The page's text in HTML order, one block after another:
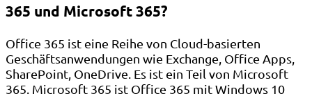
365 und Microsoft 365?
Office 365 ist eine Reihe von Cloud-basierten
Geschäftsanwendungen wie Exchange, Office Apps,
SharePoint, OneDrive. Es ist ein Teil von Microsoft
365. Microsoft 365 ist Office 365 mit Windows 10